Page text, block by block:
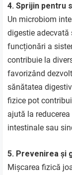
4. Sprijin pentru
Un microbiom
digestie adecvată
funcționări a
contribuie la
favorizând
sănătatea
fizice pot
ajută la
intestinale sau
5. Prevenirea și
Mișcarea fizică